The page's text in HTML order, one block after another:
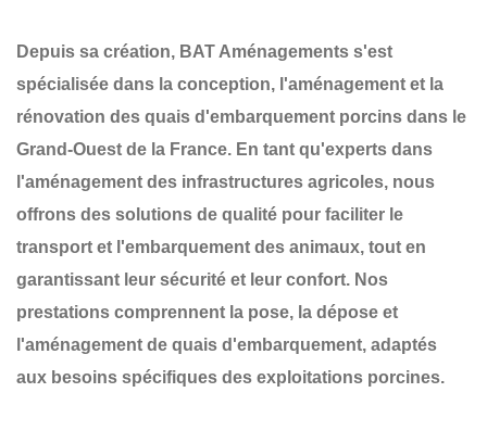
Depuis sa création, BAT Aménagements s'est
spécialisée dans la conception, l'aménagement et la
rénovation des quais d'embarquement porcins dans le
Grand-Ouest de la France. En tant qu'experts dans
l'aménagement des infrastructures agricoles, nous
offrons des solutions de qualité pour faciliter le
transport et l'embarquement des animaux, tout en
garantissant leur sécurité et leur confort. Nos
prestations comprennent la pose, la dépose et
l'aménagement de quais d'embarquement, adaptés
aux besoins spécifiques des exploitations porcines.